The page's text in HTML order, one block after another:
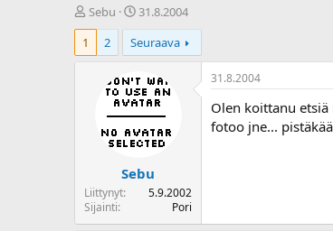
K
e
k
a
l
o
Sebu
A
l
o
i
t
u
s
ä
v
31.8.2004
1
2 Seuraava
Sebu
Liittynyt
5.9.2002
Sijainti
Pori
31.8.2004
Olen koittanu
fotoo jne...